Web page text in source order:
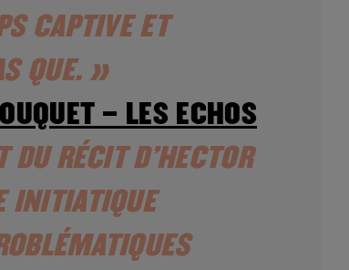
CAPTIVE ET
QUE. »
– LES ECHOS
RÉCIT D’HECTOR
INITIATIQUE